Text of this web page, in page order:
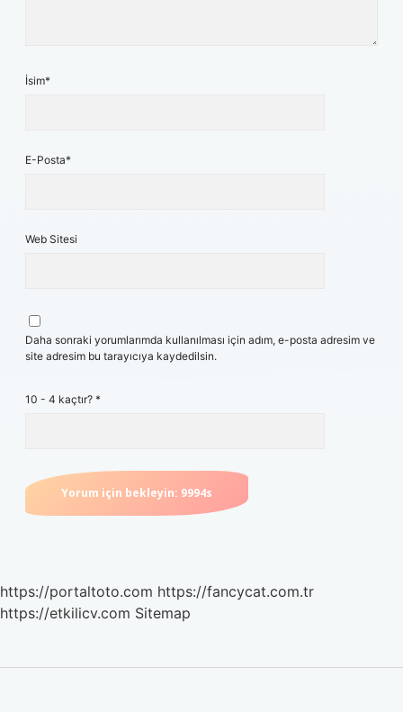
İsim*
E-Posta*
Web Sitesi
Daha sonraki yorumlarımda kullanılması için adım, e-posta adresim ve
site adresim bu tarayıcıya kaydedilsin.
10 - 4 kaçtır? *
https://portaltoto.com https://fancycat.com.tr
https://etkilicv.com Sitemap